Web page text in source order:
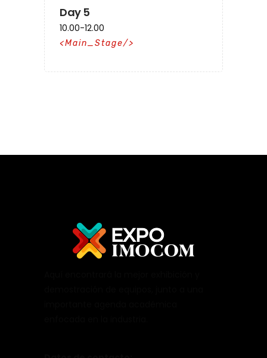
Day 5
10.00-12.00
Main_Stage